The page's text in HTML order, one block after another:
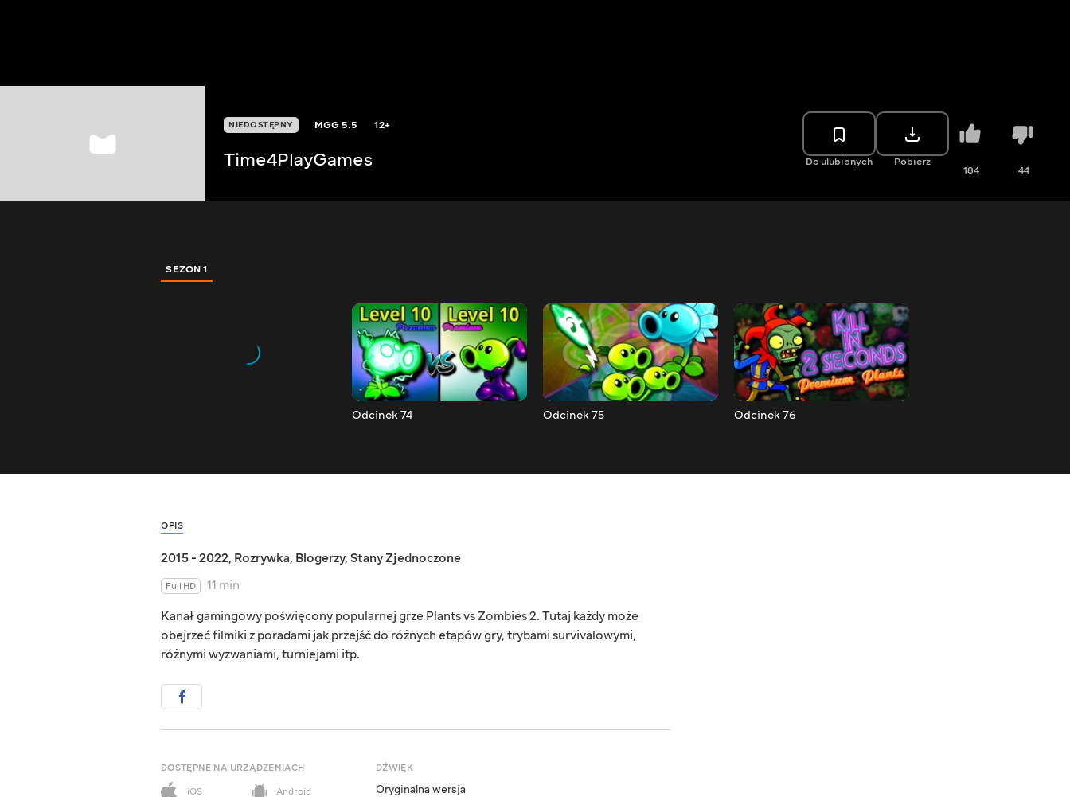
NIEDOSTĘPNY MGG5.5 12+
Time4PlayGames Do ulubionych Pobierz
184 44
SEZON 1
Odcinek 74 Odcinek 75 Odcinek 76
OPIS
2015 - 2022, Rozrywka, Blogerzy, Stany Zjednoczone
Full HD
11 min
Kanał gamingowy poświęcony popularnej grze Plants vs Zombies 2. Tutaj każdy może
obejrzeć filmiki z poradami jak przejść do różnych etapów gry, trybami survivalowymi,
różnymi wyzwaniami, turniejami itp.
DOSTĘPNE NA URZĄDZENIACH
iOS
Android
DŹWIĘK
Oryginalna wersja